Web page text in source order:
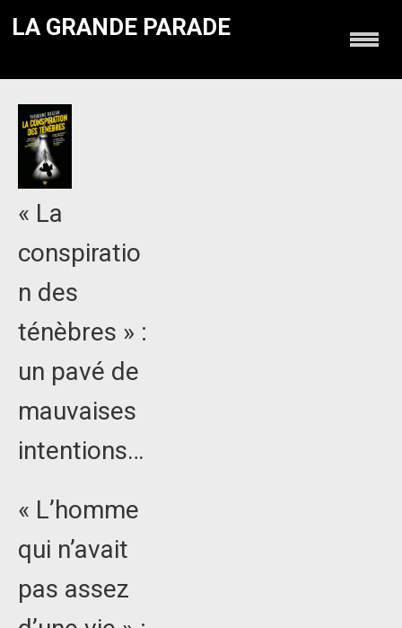
LA GRANDE PARADE
« La
conspiratio
n des
ténèbres » :
un pavé de
mauvaises
intentions…
« L’homme
qui n’avait
pas assez